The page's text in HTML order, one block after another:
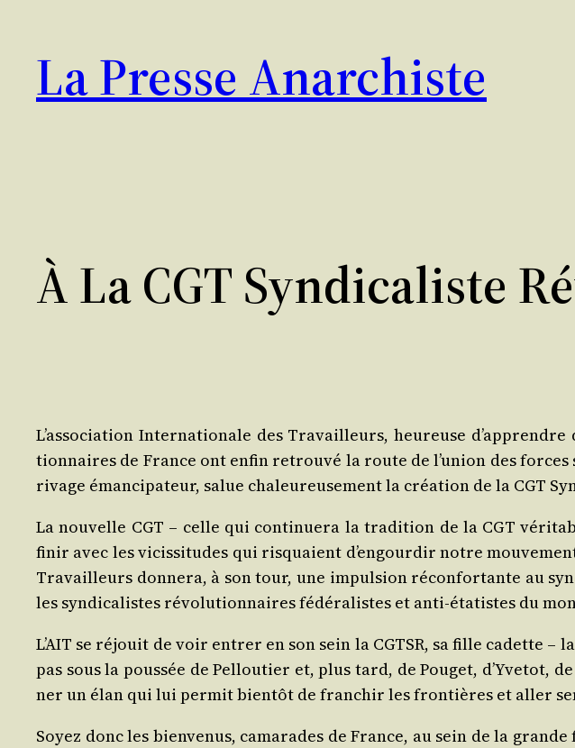
contenu
La Presse Anarchiste
À La CGT Syndicaliste
L’association Inter­na­tio­nale des Tra­vailleurs, heu­reuse
tion­naires de France ont enfin retrou­vé la route de l’union des
rivage éman­ci­pa­teur, salue cha­leu­reu­se­ment la créa­tion de la CGT
La nou­velle CGT – celle qui conti­nue­ra la tra­di­tion de la CGT
finir avec les vicis­si­tudes qui ris­quaient d’engourdir notre
Tra­vailleurs don­ne­ra, à son tour, une impul­sion récon­for­tante au
les syn­di­ca­listes révo­lu­tion­naires fédé­ra­listes et anti-éta­tistes du
L’AIT se réjouit de voir entrer en son sein la CGTSR, sa fille cadette
pas sous la pous­sée de Pel­lou­tier et, plus tard, de Pou­get,
ner un élan qui lui per­mit bien­tôt de fran­chir les fron­tières et aller
Soyez donc les bien­ve­nus, cama­rades de France, au sein de la